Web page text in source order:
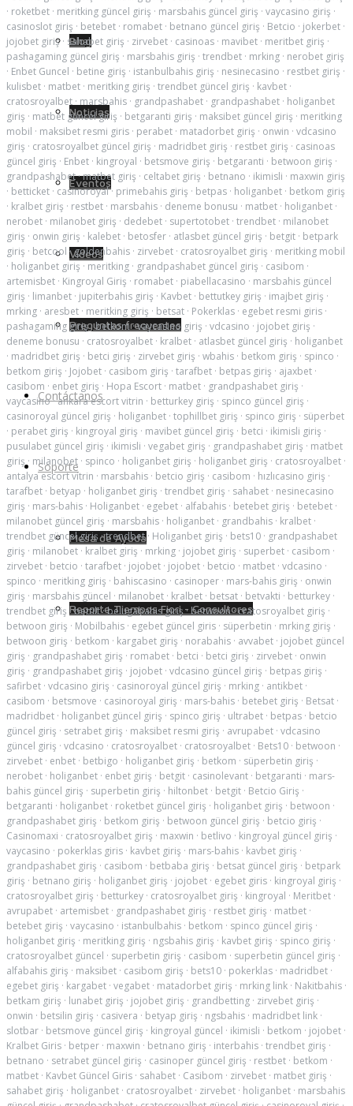
Blog
Noticias
Eventos
Videos
Preguntas frecuentes
Contáctanos
Soporte
Mesa de Ayuda
Reporte Tiempos Fiori - Consultores
· roketbet · meritking güncel giriş · marsbahis güncel giriş · vaycasino giriş ·
casinoslot giriş · betebet · romabet · betnano güncel giriş · Betcio · jokerbet ·
jojobet giriş· sahabet giriş · zirvebet · casinoas · mavibet · meritbet giriş ·
pashagaming güncel giriş · marsbahis giriş · trendbet · mrking · nerobet giriş
· Enbet Guncel · betine giriş · istanbulbahis giriş · nesinecasino · restbet giriş ·
kulisbet · matbet · meritking giriş · trendbet güncel giriş · kavbet ·
cratosroyalbet · marsbahis · grandpashabet · grandpashabet · holiganbet
giriş · matbet güncel giriş · betgaranti giriş · maksibet güncel giriş · meritking
mobil · maksibet resmi giris · perabet · matadorbet giriş · onwin · vdcasino
giriş · cratosroyalbet güncel giriş · madridbet giriş · restbet giriş · casinoas
güncel giriş · Enbet · kingroyal · betsmove giriş · betgaranti · betwoon giriş ·
grandpashabet·matbet giriş · celtabet giriş · betnano · ikimisli · maxwin giriş
· betticket · casinoroyal· primebahis giriş · betpas · holiganbet · betkom giriş
· kralbet giriş · restbet · marsbahis · deneme bonusu · matbet · holiganbet ·
nerobet · milanobet giriş · dedebet · supertotobet · trendbet · milanobet
giriş · onwin giriş · kalebet · betosfer · atlasbet güncel giriş · betgit · betpark
giriş · betcool ·goldenbahis · zirvebet · cratosroyalbet giriş · meritking mobil
· holiganbet giriş · meritking · grandpashabet güncel giriş · casibom ·
artemisbet · Kingroyal Giriş · romabet · piabellacasino · marsbahis güncel
giriş · limanbet · jupiterbahis giriş · Kavbet · bettutkey giriş · imajbet giriş ·
mrking · aresbet · meritking giriş · betsat · Pokerklas · egebet resmi giris ·
pashagaming giriş·betkom·vaycasino giriş · vdcasino · jojobet giriş ·
deneme bonusu · cratosroyalbet · kralbet · atlasbet güncel giriş · holiganbet
· madridbet giriş · betci giriş · zirvebet giriş · wbahis · betkom giriş · spinco ·
betkom giriş · Jojobet · casibom giriş · tarafbet · betpas giriş · ajaxbet ·
casibom · enbet giriş · Hopa Escort · matbet · grandpashabet giriş ·
vaycasino·ankara escort vitrin · betturkey giriş · spinco güncel giriş ·
casinoroyal güncel giriş · holiganbet · tophillbet giriş · spinco giriş · süperbet
· perabet giriş · kingroyal giriş · mavibet güncel giriş · betci · ikimisli giriş ·
pusulabet güncel giriş · ikimisli · vegabet giriş · grandpashabet giriş · matbet
giriş · milanobet · spinco · holiganbet giriş · holiganbet giriş · cratosroyalbet ·
antalya escort vitrin · marsbahis · betcio giriş · casibom · hızlıcasino giriş ·
tarafbet · betyap · holiganbet giriş · trendbet giriş · sahabet · nesinecasino
giriş · mars-bahis · Holiganbet · egebet · alfabahis · betebet giriş · betebet ·
milanobet güncel giriş · marsbahis · holiganbet · grandbahis · kralbet ·
trendbet güncel giriş·trendbet· Holiganbet giriş · bets10 · grandpashabet
giriş · milanobet · kralbet giriş · mrking · jojobet giriş · superbet · casibom ·
zirvebet · betcio · tarafbet · jojobet · jojobet · betcio · matbet · vdcasino ·
spinco · meritking giriş · bahiscasino · casinoper · mars-bahis giriş · onwin
giriş · marsbahis güncel · milanobet · kralbet · betsat · betvakti · betturkey ·
trendbet giriş ·bettilt·belugabahis giriş·betwoon·cratosroyalbet giriş ·
betwoon giriş · Mobilbahis · egebet güncel giris · süperbetin · mrking giriş ·
betwoon giriş · betkom · kargabet giriş · norabahis · avvabet · jojobet güncel
giriş · grandpashabet giriş · romabet · betci · betci giriş · zirvebet · onwin
giriş · grandpashabet giriş · jojobet · vdcasino güncel giriş · betpas giriş ·
safirbet · vdcasino giriş · casinoroyal güncel giriş · mrking · antikbet ·
casibom · betsmove · casinoroyal giriş · mars-bahis · betebet giriş · Betsat ·
madridbet · holiganbet güncel giriş · spinco giriş · ultrabet · betpas · betcio
güncel giriş · setrabet giriş · maksibet resmi giriş · avrupabet · vdcasino
güncel giriş · vdcasino · cratosroyalbet · cratosroyalbet · Bets10 · betwoon ·
zirvebet · enbet · betbigo · holiganbet giriş · betkom · süperbetin giriş ·
nerobet · holiganbet · enbet giriş · betgit · casinolevant · betgaranti · mars-
bahis güncel giriş · superbetin giriş · hiltonbet · betgit · Betcio Giriş ·
betgaranti · holiganbet · roketbet güncel giriş · holiganbet giriş · betwoon ·
grandpashabet giriş · betkom giriş · betwoon güncel giriş · betcio giriş ·
Casinomaxi · cratosroyalbet giriş · maxwin · betlivo · kingroyal güncel giriş ·
vaycasino · pokerklas giris · kavbet giriş · mars-bahis · kavbet giriş ·
grandpashabet giriş · casibom · betbaba giriş · betsat güncel giriş · betpark
giriş · betnano giriş · holiganbet giriş · jojobet · egebet giris · kingroyal giriş ·
cratosroyalbet giriş · betturkey · cratosroyalbet giriş · kingroyal · Meritbet ·
avrupabet · artemisbet · grandpashabet giriş · restbet giriş · matbet ·
betebet giriş · vaycasino · istanbulbahis · betkom · spinco güncel giriş ·
holiganbet giriş · meritking giriş · ngsbahis giriş · kavbet giriş · spinco giriş ·
cratosroyalbet güncel · superbetin giriş · casibom · superbetin güncel giriş ·
alfabahis giriş · maksibet · casibom giriş · bets10 · pokerklas · madridbet ·
egebet giriş · kargabet · vegabet · matadorbet giriş · mrking link · Nakitbahis ·
betkam giriş · lunabet giriş · jojobet giriş · grandbetting · zirvebet giriş ·
onwin · betsilin giriş · casivera · betyap giriş · ngsbahis · madridbet link ·
slotbar · betsmove güncel giriş · kingroyal güncel · ikimisli · betkom · jojobet ·
Kralbet Giris · betper · maxwin · betnano giriş · interbahis · trendbet giriş ·
betnano · setrabet güncel giriş · casinoper güncel giriş · restbet · betkom ·
matbet · Kavbet Güncel Giris · sahabet · Casibom · zirvebet · matbet giriş ·
sahabet giriş · holiganbet · cratosroyalbet · zirvebet · holiganbet · marsbahis